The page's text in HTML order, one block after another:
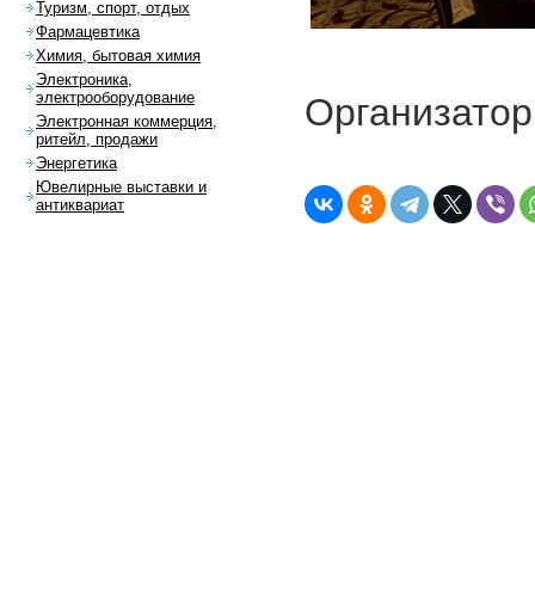
Туризм, спорт, отдых
Фармацевтика
Химия, бытовая химия
Электроника,
электрооборудование
Электронная коммерция,
ритейл, продажи
Энергетика
Ювелирные выставки и
антиквариат